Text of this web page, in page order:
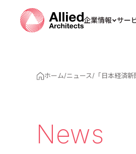
企業情報 サー
ホーム/ニュース/ 「日本経済
News